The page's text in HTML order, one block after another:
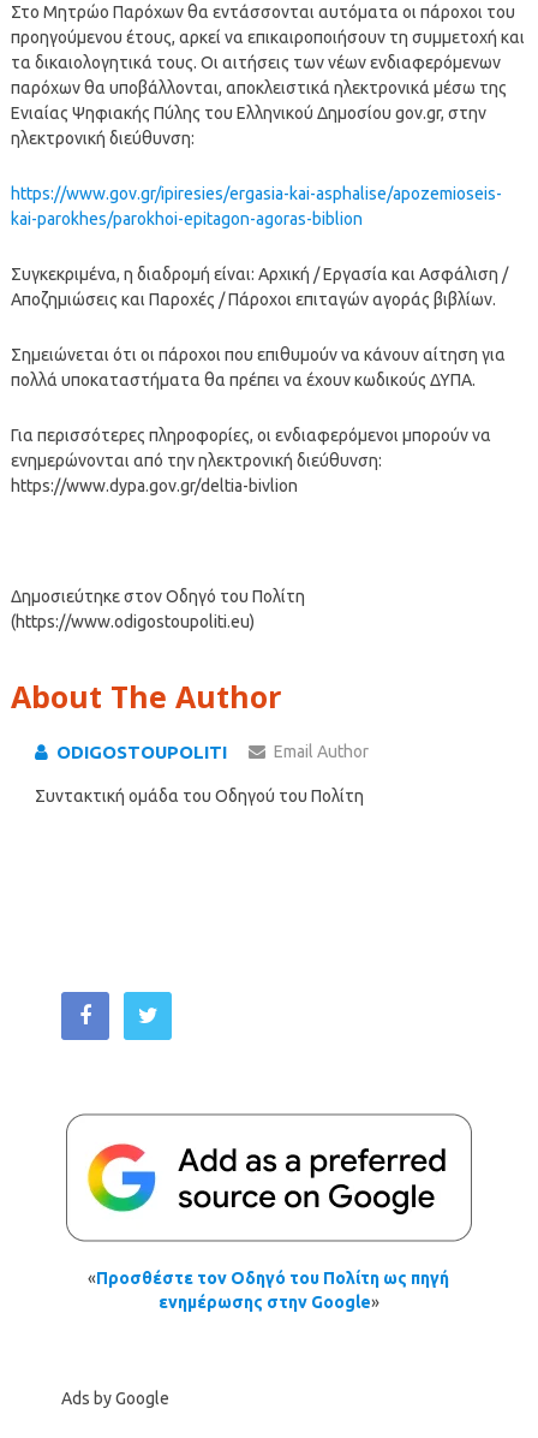
Στο Μητρώο Παρόχων θα εντάσσονται αυτόματα οι πάροχοι του
προηγούμενου έτους, αρκεί να επικαιροποιήσουν τη συμμετοχή και
τα δικαιολογητικά τους. Οι αιτήσεις των νέων ενδιαφερόμενων
παρόχων θα υποβάλλονται, αποκλειστικά ηλεκτρονικά μέσω της
Ενιαίας Ψηφιακής Πύλης του Ελληνικού Δημοσίου gov.gr, στην
ηλεκτρονική διεύθυνση:
https://www.gov.gr/ipiresies/ergasia-kai-asphalise/apozemioseis-
kai-parokhes/parokhoi-epitagon-agoras-biblion
Συγκεκριμένα, η διαδρομή είναι: Αρχική / Εργασία και Ασφάλιση /
Αποζημιώσεις και Παροχές / Πάροχοι επιταγών αγοράς βιβλίων.
Σημειώνεται ότι οι πάροχοι που επιθυμούν να κάνουν αίτηση για
πολλά υποκαταστήματα θα πρέπει να έχουν κωδικούς ΔΥΠΑ.
Για περισσότερες πληροφορίες, οι ενδιαφερόμενοι μπορούν να
ενημερώνονται από την ηλεκτρονική διεύθυνση:
https://www.dypa.gov.gr/deltia-bivlion
Δημοσιεύτηκε στον Οδηγό του Πολίτη
(https://www.odigostoupoliti.eu)
About The Author
ODIGOSTOUPOLITI Email Author
Συντακτική ομάδα του Οδηγού του Πολίτη
«Προσθέστε τον Οδηγό του Πολίτη ως πηγή
ενημέρωσης στην Google»
Ads by Google